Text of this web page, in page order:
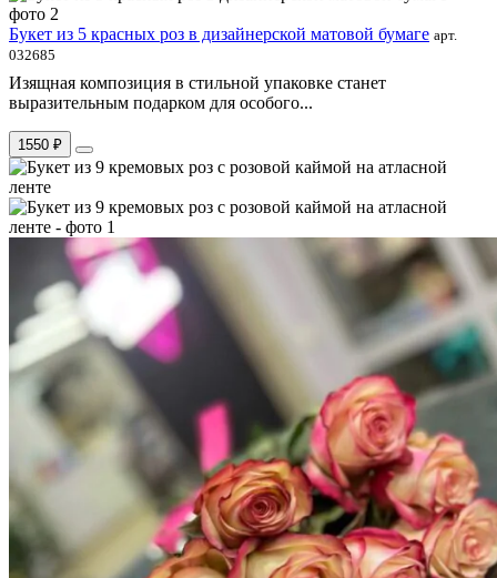
Букет из 5 красных роз в дизайнерской матовой бумаге арт.
032685
Изящная композиция в стильной упаковке станет
выразительным подарком для особого...
1550 ₽